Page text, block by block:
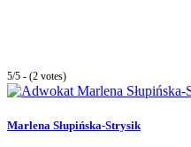
5/5 - (2 votes)
Marlena Słupińska-Strysik